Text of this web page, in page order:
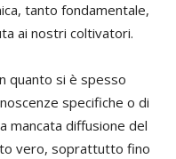
tanto fondamentale,
ai nostri coltivatori.
quanto si è spesso
specifiche o di
mancata diffusione del
vero, soprattutto fino